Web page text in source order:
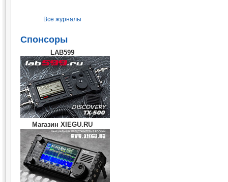
Все журналы
Спонсоры
LAB599
Магазин XIEGU.RU